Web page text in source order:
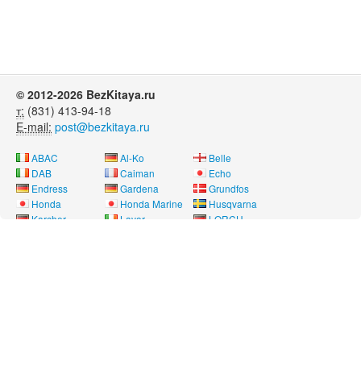
© 2012-2026 BezKitaya.ru
т: (831) 413-94-18
E-mail: post@bezkitaya.ru
ABAC Al-Ko
Belle
DAB
Caiman
Echo
Endress
Gardena
Grundfos
Honda
Honda Marine
Husqvarna
Karcher
Lavor
LORCH